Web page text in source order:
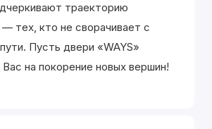
траекторию
тех, кто не сворачивает с
Пусть двери «WAYS»
на покорение новых вершин!